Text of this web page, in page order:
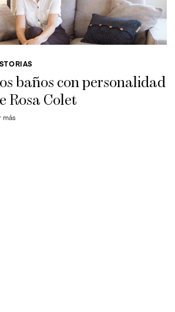
baños con personalidad
Rosa Colet
más